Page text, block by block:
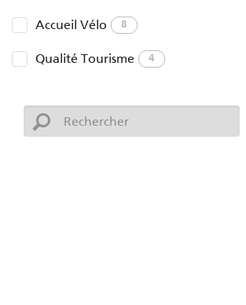
Accueil Vélo 8
Qualité Tourisme 4